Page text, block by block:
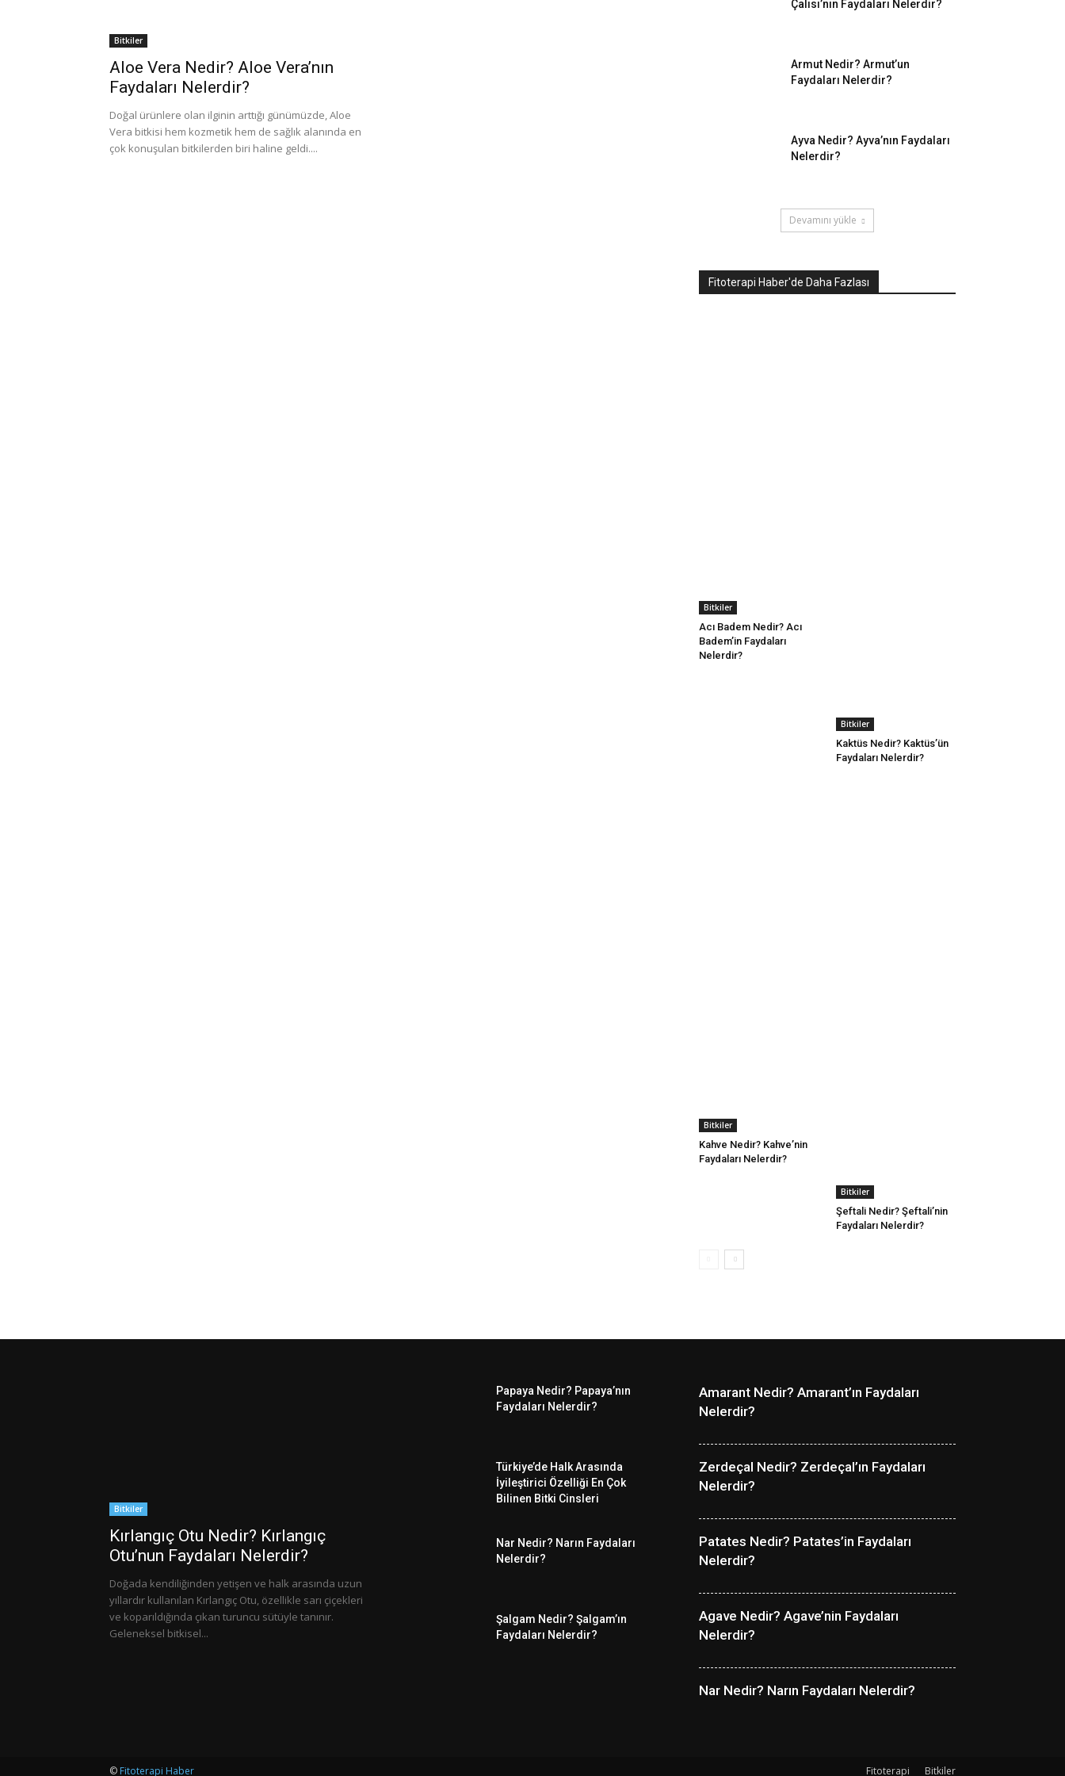
Bitkiler
Aloe Vera Nedir? Aloe Vera’nın
Faydaları Nelerdir?
Doğal ürünlere olan ilginin arttığı günümüzde, Aloe
Vera bitkisi hem kozmetik hem de sağlık alanında en
çok konuşulan bitkilerden biri haline geldi....
Çalısı’nın Faydaları Nelerdir?
Armut Nedir? Armut’un
Faydaları Nelerdir?
Ayva Nedir? Ayva’nın Faydaları
Nelerdir?
Devamını yükle
Fitoterapi Haber'de Daha Fazlası
Bitkiler
Acı Badem Nedir? Acı
Badem’in Faydaları
Nelerdir?
Bitkiler
Kaktüs Nedir? Kaktüs’ün
Faydaları Nelerdir?
Bitkiler
Kahve Nedir? Kahve’nin
Faydaları Nelerdir?
Bitkiler
Şeftali Nedir? Şeftali’nin
Faydaları Nelerdir?
Bitkiler
Kırlangıç Otu Nedir? Kırlangıç
Otu’nun Faydaları Nelerdir?
Doğada kendiliğinden yetişen ve halk arasında uzun
yıllardır kullanılan Kırlangıç Otu, özellikle sarı çiçekleri
ve koparıldığında çıkan turuncu sütüyle tanınır.
Geleneksel bitkisel...
Papaya Nedir? Papaya’nın
Faydaları Nelerdir?
Türkiye’de Halk Arasında
İyileştirici Özelliği En Çok
Bilinen Bitki Cinsleri
Nar Nedir? Narın Faydaları
Nelerdir?
Şalgam Nedir? Şalgam’ın
Faydaları Nelerdir?
Amarant Nedir? Amarant’ın Faydaları
Nelerdir?
Zerdeçal Nedir? Zerdeçal’ın Faydaları
Nelerdir?
Patates Nedir? Patates’in Faydaları
Nelerdir?
Agave Nedir? Agave’nin Faydaları
Nelerdir?
Nar Nedir? Narın Faydaları Nelerdir?
Fitoterapi Bitkiler
© Fitoterapi Haber